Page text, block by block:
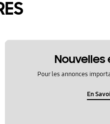
Pour les annonces
En